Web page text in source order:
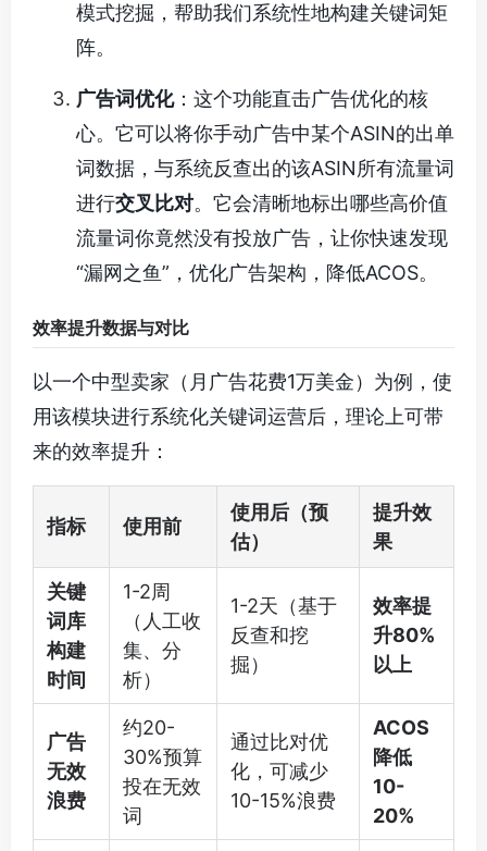
模式挖掘，帮助我们系统性地构建关键词矩
阵。
广告词优化：这个功能直击广告优化的核
心。它可以将你手动广告中某个ASIN的出单
词数据，与系统反查出的该ASIN所有流量词
进行交叉比对。它会清晰地标出哪些高价值
流量词你竟然没有投放广告，让你快速发现
“漏网之鱼”，优化广告架构，降低ACOS。
效率提升数据与对比
以一个中型卖家（月广告花费1万美金）为例，使
用该模块进行系统化关键词运营后，理论上可带
来的效率提升：
指标 使用前
使用后（预
估）
提升效
果
关键
词库
构建
时间
1-2周
（人工收
集、分
析）
1-2天（基于
反查和挖
掘）
效率提
升80%
以上
广告
无效
浪费
约20-
30%预算
投在无效
词
通过比对优
化，可减少
10-15%浪费
ACOS
降低
10-
20%